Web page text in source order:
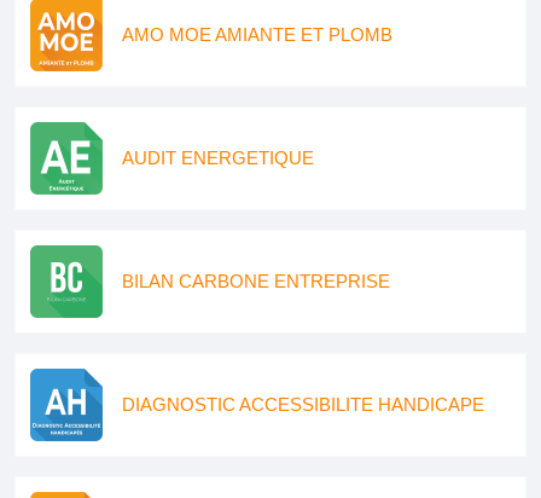
AMO MOE AMIANTE ET PLOMB
AUDIT ENERGETIQUE
BILAN CARBONE ENTREPRISE
DIAGNOSTIC ACCESSIBILITE HANDICAPE